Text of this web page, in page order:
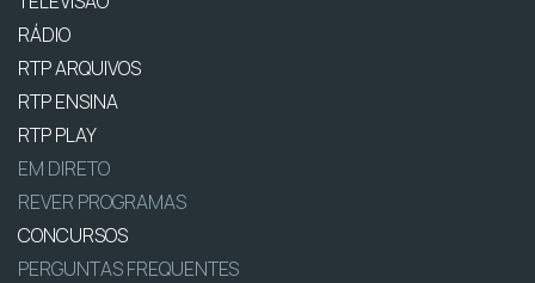
RÁDIO
RTP ARQUIVOS
RTP ENSINA
RTP PLAY
EM DIRETO
REVER PROGRAMAS
CONCURSOS
PERGUNTAS FREQUENTES